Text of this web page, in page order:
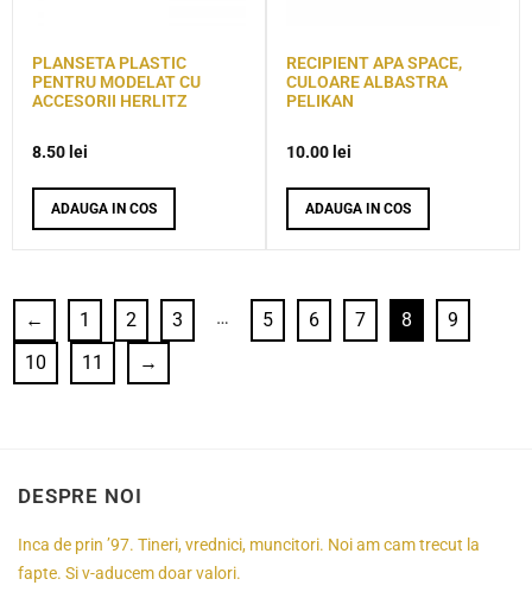
PLANSETA PLASTIC
PENTRU MODELAT CU
ACCESORII HERLITZ
8.50 lei
ADAUGA IN COS
RECIPIENT APA SPACE,
CULOARE ALBASTRA
PELIKAN
10.00 lei
ADAUGA IN COS
← 1 2 3 … 5 6 7 8
9
10
11 →
DESPRE NOI
Inca de prin ’97. Tineri, vrednici, muncitori. Noi am cam trecut la
fapte. Si v-aducem doar valori.